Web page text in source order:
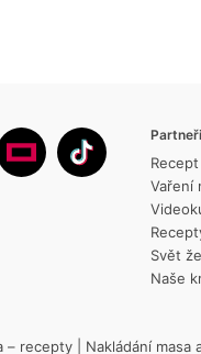
Partneři
Vaření
Svět
Naše
– recepty Nakládání masa